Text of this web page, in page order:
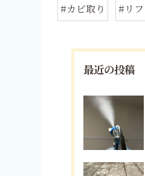
#カビ取り #リ
最近の投稿